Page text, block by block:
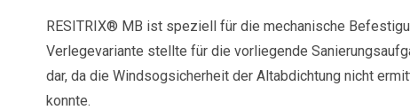
RESITRIX® MB ist speziell für die mechanische
Verlegevariante stellte für die vorliegende
dar, da die Windsogsicherheit der Altabdichtung nicht
konnte.